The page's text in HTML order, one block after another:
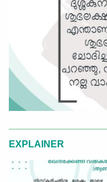
EXPLAINER